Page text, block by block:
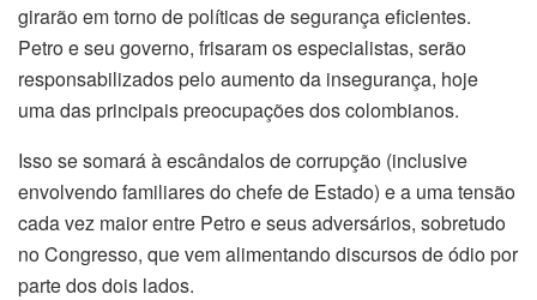
girarão em torno de políticas de segurança eficientes.
Petro e seu governo, frisaram os especialistas, serão
responsabilizados pelo aumento da insegurança, hoje
uma das principais preocupações dos colombianos.
Isso se somará à escândalos de corrupção (inclusive
envolvendo familiares do chefe de Estado) e a uma tensão
cada vez maior entre Petro e seus adversários, sobretudo
no Congresso, que vem alimentando discursos de ódio por
parte dos dois lados.